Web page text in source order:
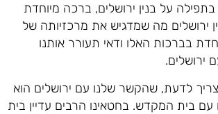
על בנין ירושלים, ברכה מיוחדת
ירושלים מה שמדגיש את מרכזיותה של
בברכות האלו ודאי תעורר אותנו
ירושלים.
צריך לדעת, שהקשר שלנו עם ירושלים הוא
בית המקדש. בחטאינו הרבים עדיין בית